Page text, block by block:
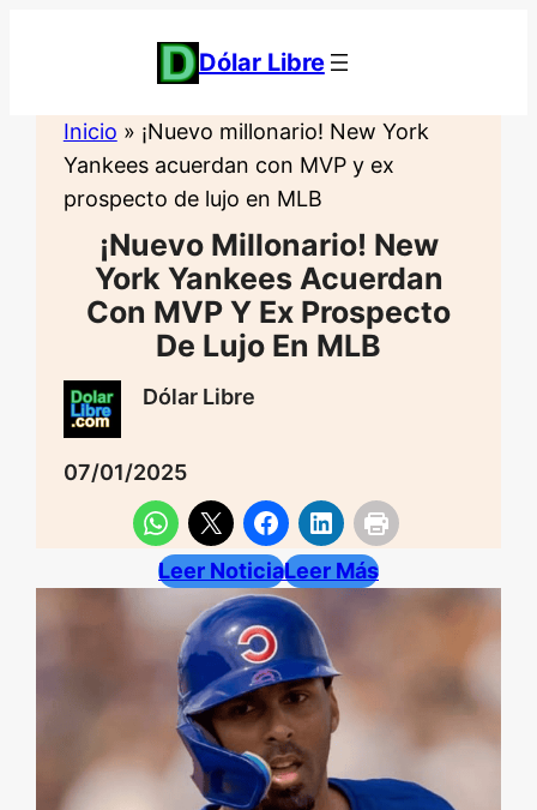
Dólar Libre
Inicio » ¡Nuevo millonario! New York
Yankees acuerdan con MVP y ex
prospecto de lujo en MLB
¡Nuevo Millonario! New
York Yankees Acuerdan
Con MVP Y Ex Prospecto
De Lujo En MLB
Dólar Libre
07/01/2025
Leer NoticiaLeer Más